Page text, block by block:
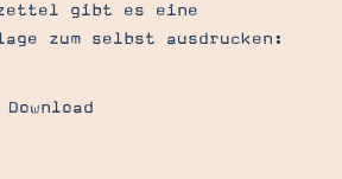
gibt es eine
zum selbst ausdrucken: